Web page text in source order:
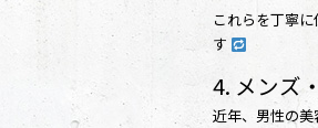
これらを丁寧
す
4. メンズ
近年、男性の